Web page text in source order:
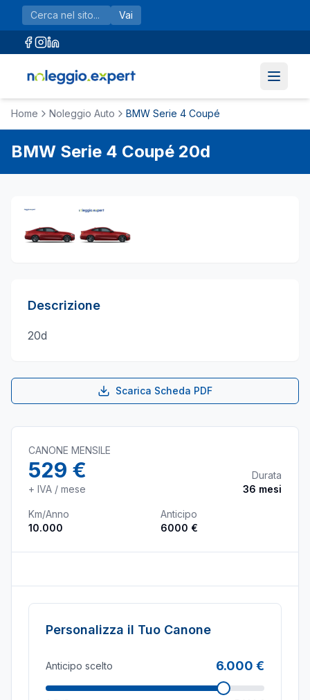
Vai al contenuto principale
Vai
Home Noleggio Auto BMW Serie 4 Coupé
BMW Serie 4 Coupé 20d
Descrizione
20d
Scarica Scheda PDF
CANONE MENSILE
529 €
+ IVA / mese
Durata
36 mesi
Km/Anno
10.000
Anticipo
6000 €
Personalizza il Tuo Canone
Anticipo scelto 6.000 €